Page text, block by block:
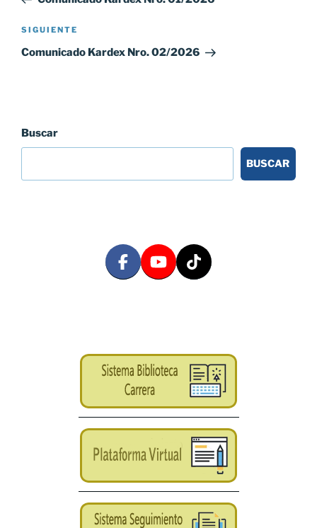
entradas
Siguiente
entrada
SIGUIENTE
Comunicado Kardex Nro. 02/2026
Buscar
BUSCAR